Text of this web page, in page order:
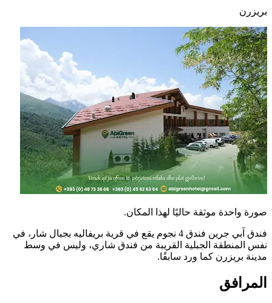
بريزرن
صورة واحدة موثقة حاليًا لهذا المكان.
فندق آبي جرين فندق 4 نجوم يقع في قرية بريفاليه بجبال شار، في
نفس المنطقة الجبلية القريبة من فندق شاري، وليس في وسط
مدينة بريزرن كما ورد سابقًا.
المرافق